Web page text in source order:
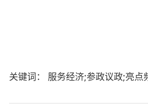
关键词： 服务经济;参政议政;亮点